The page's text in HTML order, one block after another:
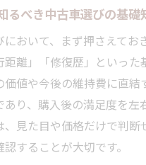
古車購入時に注目すべき修
中古車の評価点や状態を正
古車選びで後悔しないた
術
て乗るための中古車注目
安心できる中古車選びのコツ
るべき中古車選びの基礎
において、まず押さえてお
距離」「修復歴」といった
価値や今後の維持費に直結
あり、購入後の満足度を左
、見た目や価格だけで判断
することが大切です。